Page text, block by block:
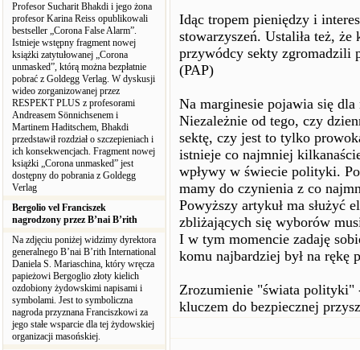
Profesor Sucharit Bhakdi i jego żona
profesor Karina Reiss opublikowali
bestseller „Corona False Alarm”.
Istnieje wstępny fragment nowej
książki zatytułowanej „Corona
unmasked”, którą można bezpłatnie
pobrać z Goldegg Verlag. W dyskusji
wideo zorganizowanej przez
RESPEKT PLUS z profesorami
Andreasem Sönnichsenem i
Martinem Haditschem, Bhakdi
przedstawił rozdział o szczepieniach i
ich konsekwencjach. Fragment nowej
książki „Corona unmasked” jest
dostępny do pobrania z Goldegg
Verlag
Bergolio vel Franciszek
nagrodzony przez B’nai B’rith
Na zdjęciu poniżej widzimy dyrektora
generalnego B’nai B’rith International
Daniela S. Mariaschina, który wręcza
papieżowi Bergoglio złoty kielich
ozdobiony żydowskimi napisami i
symbolami. Jest to symboliczna
nagroda przyznana Franciszkowi za
jego stałe wsparcie dla tej żydowskiej
organizacji masońskiej.
Idąc tropem pieniędzy i
stowarzyszeń. Ustaliła też,
przywódcy sekty zgromadzili
(PAP)
Na marginesie pojawia się
Niezależnie od tego, czy
sektę, czy jest to tylko
istnieje co najmniej
wpływy w świecie polityki.
mamy do czynienia z co
Powyższy artykuł ma służyć
zbliżających się wyborów
I w tym momencie zadaję
komu najbardziej był na rękę
Zrozumienie "świata polityki"
kluczem do bezpiecznej